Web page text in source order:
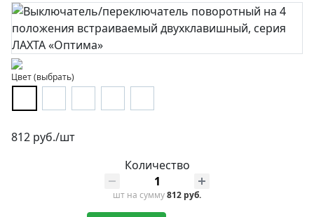
Цвет (выбрать)
812 руб./шт
Количество
шт на сумму812 руб.